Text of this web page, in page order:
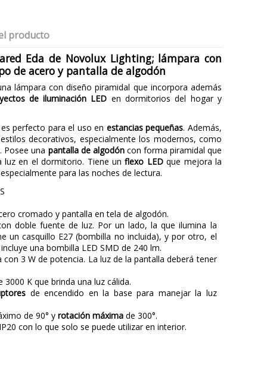
producto
Eda de Novolux Lighting; lámpara con
de acero y pantalla de algodón
lámpara con diseño piramidal que incorpora además
de iluminación LED en dormitorios del hogar y
perfecto para el uso en estancias pequeñas. Además,
decorativos, especialmente los modernos, como
Posee una pantalla de algodóncon forma piramidal que
luz en el dormitorio. Tiene unflexo LEDque mejora la
para las noches de lectura.
cromado y pantalla en tela de algodón.
doble fuente de luz. Por un lado, la que ilumina la
un casquillo E27 (bombilla no incluida), y por otro, el
una bombilla LED SMD de 240 lm.
con 3 W de potencia. La luz de la pantalla deberá tener
3000 K que brinda una luz cálida.
de encendido en la base para manejar la luz
de 90° yrotación máximade 300°.
con lo que solo se puede utilizar en interior.